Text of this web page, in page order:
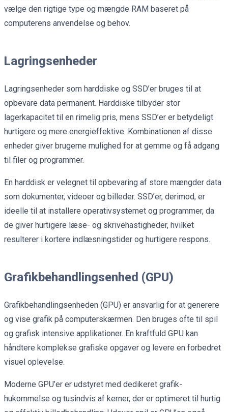
vælge den rigtige type og mængde RAM baseret på
computerens anvendelse og behov.
Lagringsenheder
Lagringsenheder som harddiske og SSD’er bruges til at
opbevare data permanent. Harddiske tilbyder stor
lagerkapacitet til en rimelig pris, mens SSD’er er betydeligt
hurtigere og mere energieffektive. Kombinationen af disse
enheder giver brugerne mulighed for at gemme og få adgang
til filer og programmer.
En harddisk er velegnet til opbevaring af store mængder data
som dokumenter, videoer og billeder. SSD’er, derimod, er
ideelle til at installere operativsystemet og programmer, da
de giver hurtigere læse- og skrivehastigheder, hvilket
resulterer i kortere indlæsningstider og hurtigere respons.
Grafikbehandlingsenhed (GPU)
Grafikbehandlingsenheden (GPU) er ansvarlig for at generere
og vise grafik på computerskærmen. Den bruges ofte til spil
og grafisk intensive applikationer. En kraftfuld GPU kan
håndtere komplekse grafiske opgaver og levere en forbedret
visuel oplevelse.
Moderne GPU’er er udstyret med dedikeret grafik-
hukommelse og tusindvis af kerner, der er optimeret til hurtig